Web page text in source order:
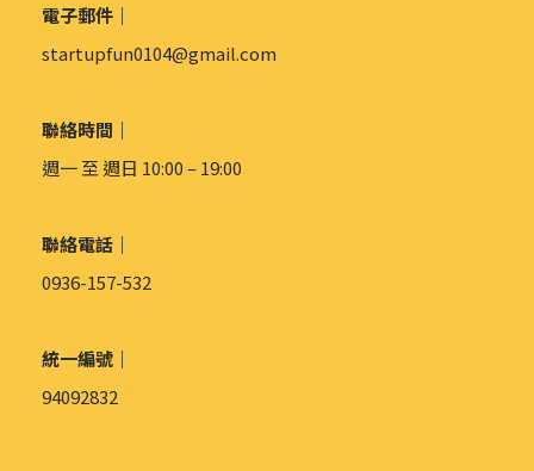
電子郵件｜
startupfun0104@gmail.com
聯絡時間｜
週一 至 週日 10:00 – 19:00
聯絡電話｜
0936-157-532
統一編號｜
94092832